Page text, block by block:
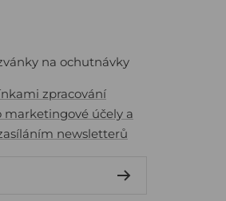
na ochutnávky
zpracování
účely a
newsletterů